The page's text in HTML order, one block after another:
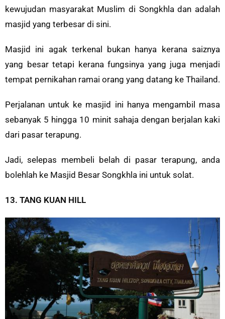
kewujudan masyarakat Muslim di Songkhla dan adalah
masjid yang terbesar di sini.
Masjid ini agak terkenal bukan hanya kerana saiznya
yang besar tetapi kerana fungsinya yang juga menjadi
tempat pernikahan ramai orang yang datang ke Thailand.
Perjalanan untuk ke masjid ini hanya mengambil masa
sebanyak 5 hingga 10 minit sahaja dengan berjalan kaki
dari pasar terapung.
Jadi, selepas membeli belah di pasar terapung, anda
bolehlah ke Masjid Besar Songkhla ini untuk solat.
13. TANG KUAN HILL